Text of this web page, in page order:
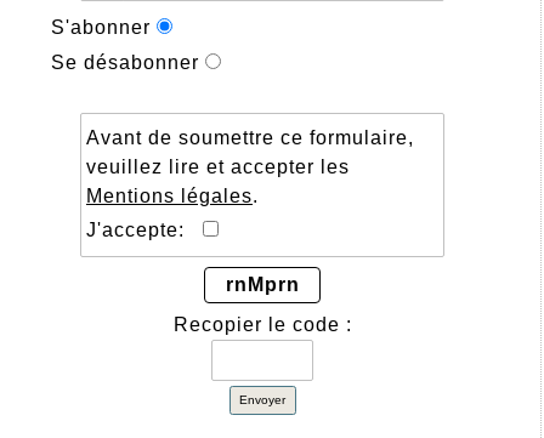
S'abonner
Se désabonner
Avant de soumettre ce formulaire,
veuillez lire et accepter les
Mentions légales.
J'accepte:
rnMprn
Recopier le code :
Envoyer